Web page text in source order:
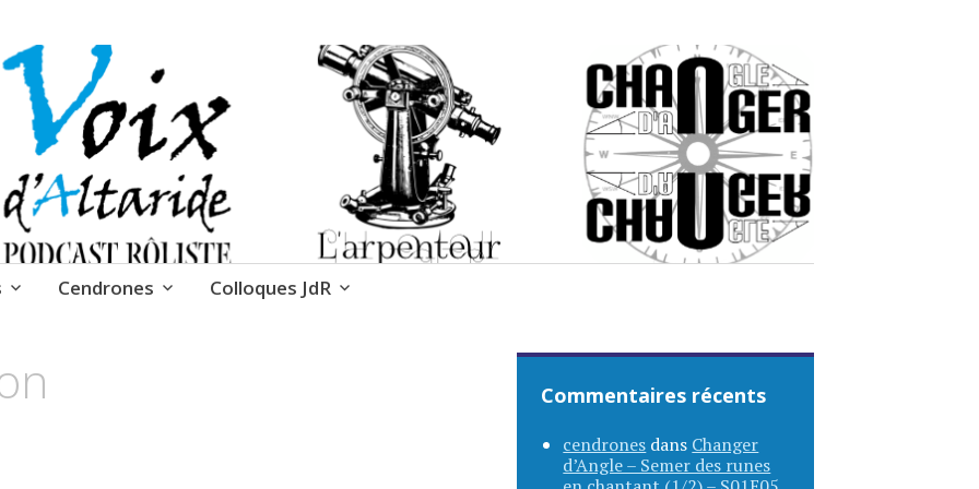
Cendrones Colloques JdR
Commentaires récents
cendrones dans Changer
d’Angle – Semer des runes